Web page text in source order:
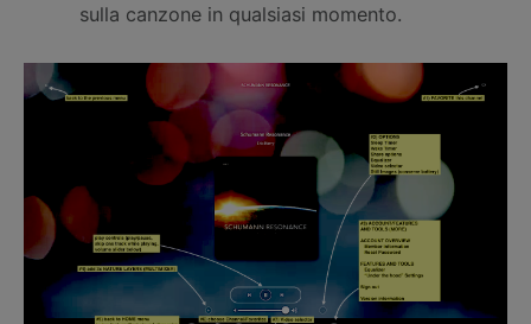
sulla canzone in qualsiasi momento.